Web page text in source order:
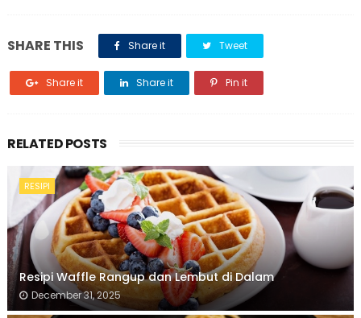
SHARE THIS Share it Tweet
Share it Share it Pin it
RELATED POSTS
RESIPI
Resipi Waffle Rangup dan Lembut di Dalam
December 31, 2025